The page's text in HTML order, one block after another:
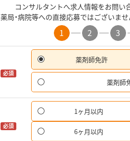
コンサルタントへ求人情報をお問い
薬局・病院等への直接応募ではございませ
1 2 3
必須
薬剤師免許
薬剤師
必須
1ヶ月以内
6ヶ月以内